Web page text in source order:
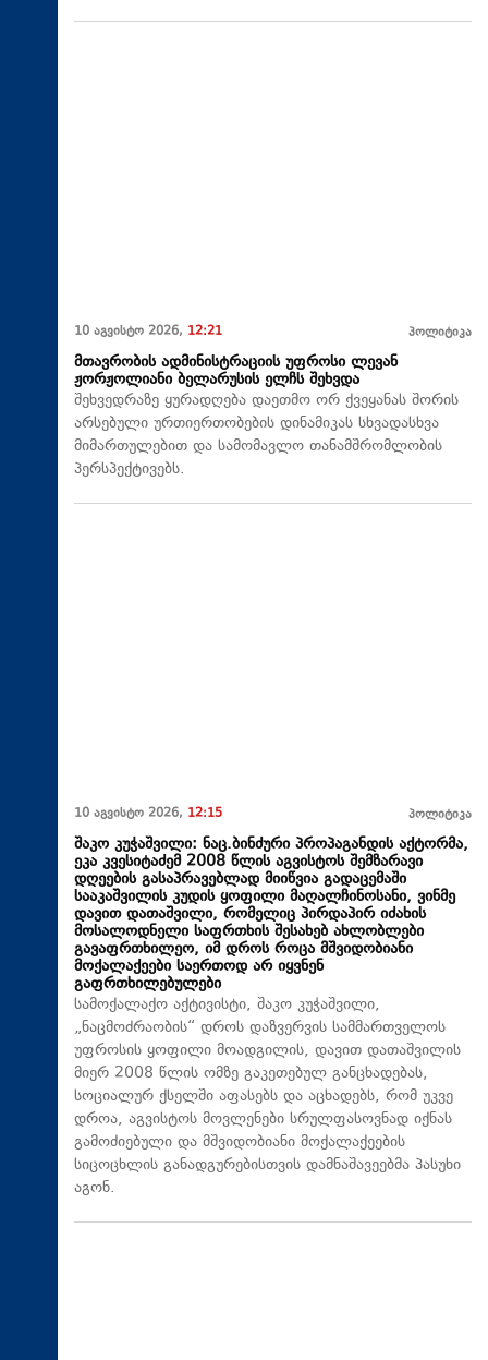
10 აგვისტო 2026, 12:21 პოლიტიკა
მთავრობის ადმინისტრაციის უფროსი ლევან
ჟორჟოლიანი ბელარუსის ელჩს შეხვდა
შეხვედრაზე ყურადღება დაეთმო ორ ქვეყანას შორის
არსებული ურთიერთობების დინამიკას სხვადასხვა
მიმართულებით და სამომავლო თანამშრომლობის
პერსპექტივებს.
10 აგვისტო 2026, 12:15 პოლიტიკა
შაკო კუჭაშვილი: ნაც.ბინძური პროპაგანდის აქტორმა,
ეკა კვესიტაძემ 2008 წლის აგვისტოს შემზარავი
დღეების გასაპრავებლად მიიწვია გადაცემაში
სააკაშვილის კუდის ყოფილი მაღალჩინოსანი, ვინმე
დავით დათაშვილი, რომელიც პირდაპირ იძახის
მოსალოდნელი საფრთხის შესახებ ახლობლები
გავაფრთხილეო, იმ დროს როცა მშვიდობიანი
მოქალაქეები საერთოდ არ იყვნენ
გაფრთხილებულები
სამოქალაქო აქტივისტი, შაკო კუჭაშვილი,
„ნაცმოძრაობის“ დროს დაზვერვის სამმართველოს
უფროსის ყოფილი მოადგილის, დავით დათაშვილის
მიერ 2008 წლის ომზე გაკეთებულ განცხადებას,
სოციალურ ქსელში აფასებს და აცხადებს, რომ უკვე
დროა, აგვისტოს მოვლენები სრულფასოვნად იქნას
გამოძიებული და მშვიდობიანი მოქალაქეების
სიცოცხლის განადგურებისთვის დამნაშავეებმა პასუხი
აგონ.